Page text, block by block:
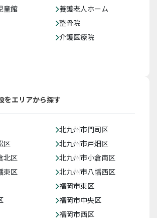
童館
養護老人ホーム
整骨院
介護医療院
をエリアから探す
北九州市門司区
区
北九州市戸畑区
北区
北九州市小倉南区
東区
北九州市八幡西区
福岡市東区
福岡市中央区
福岡市西区